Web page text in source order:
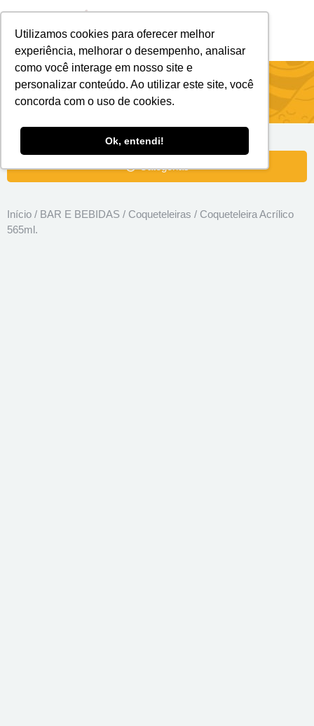
Utilizamos cookies para oferecer melhor
experiência, melhorar o desempenho, analisar
como você interage em nosso site e
personalizar conteúdo. Ao utilizar este site, você
concorda com o uso de cookies.
Ok, entendi!
Coqueteleira Acrílico 565ml.
Categorias
Início / BAR E BEBIDAS / Coqueteleiras / Coqueteleira Acrílico
565ml.